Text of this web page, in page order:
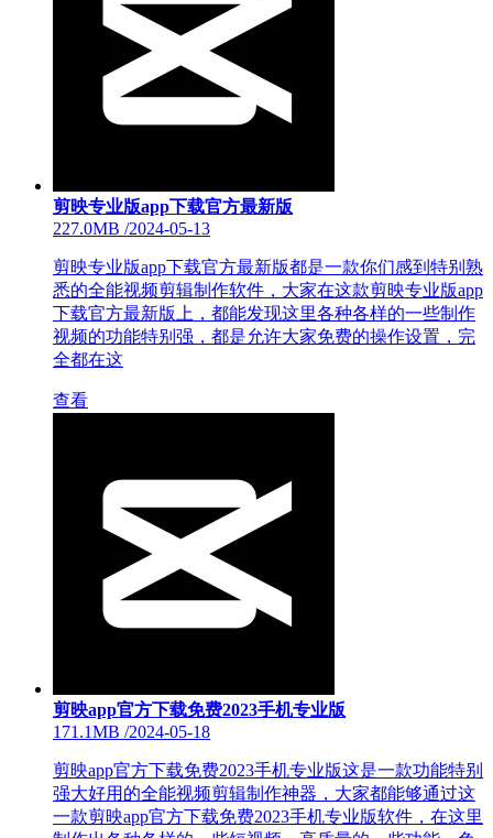
剪映专业版app下载官方最新版
227.0MB /2024-05-13
剪映专业版app下载官方最新版都是一款你们感到特别熟
悉的全能视频剪辑制作软件，大家在这款剪映专业版app
下载官方最新版上，都能发现这里各种各样的一些制作
视频的功能特别强，都是允许大家免费的操作设置，完
全都在这
查看
剪映app官方下载免费2023手机专业版
171.1MB /2024-05-18
剪映app官方下载免费2023手机专业版这是一款功能特别
强大好用的全能视频剪辑制作神器，大家都能够通过这
一款剪映app官方下载免费2023手机专业版软件，在这里